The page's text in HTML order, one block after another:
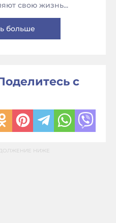
свою жизнь...
больше
с
НИЖЕ